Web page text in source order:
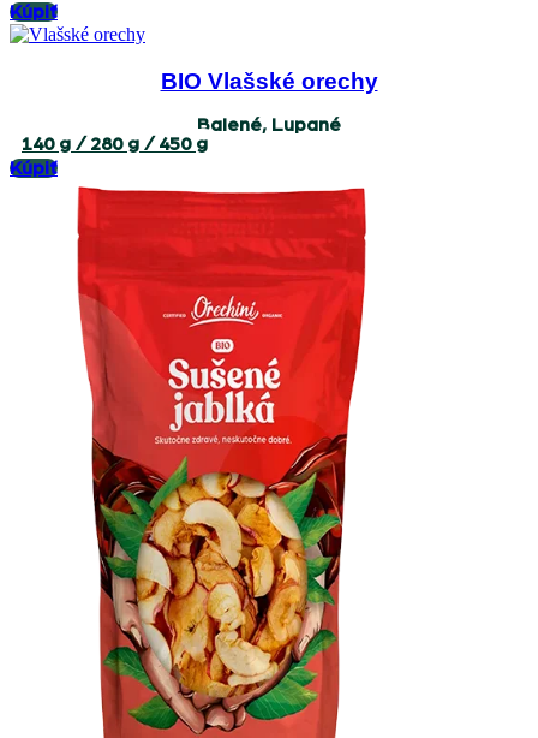
Kúpiť
BIO Vlašské orechy
Balené, Lupané
140 g / 280 g / 450 g
Kúpiť